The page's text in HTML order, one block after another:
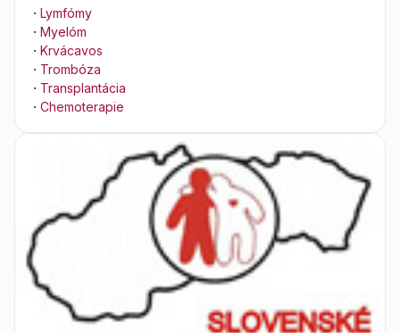
· Lymfómy
· Myelóm
· Krvácavos
· Trombóza
· Transplantácia
· Chemoterapie